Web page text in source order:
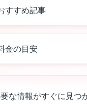
すすめ記事
金の目安
な情報がすぐに見つ